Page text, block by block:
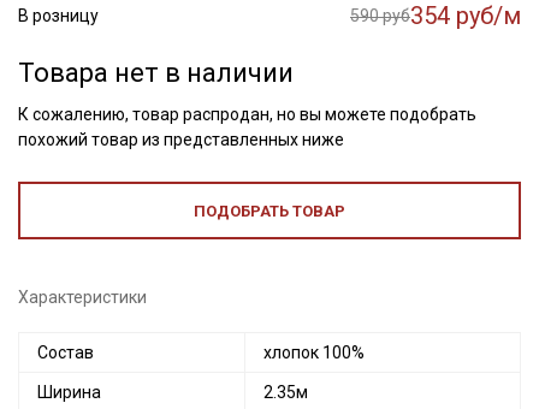
В розницу 590 руб354 руб/м
Товара нет в наличии
К сожалению, товар распродан, но вы можете подобрать
похожий товар из представленных ниже
ПОДОБРАТЬ ТОВАР
Характеристики
Состав хлопок 100%
Ширина 2.35м